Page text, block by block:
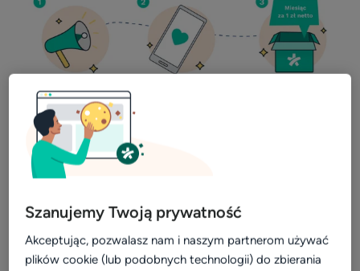
Usprawnienie pracy placówki
Biblioteka dla placówek
Usprawnienie pracy placówki
Video
Wizerunek
Dla placówki
Kalkulator
Efektywność i rozwój
Widoczność w sieci
Komunikacja z pacjentami
Zgłoś znajomych bezpośrednio —
formularz
zalogowaniu) znajdziesz formularz zgłoszeniowy.
Wystarczy, że wprowadzisz tam imię, nazwisko, numer
telefonu i adres mailowy osoby, którą chcesz polecić. E-
Szanujemy Twoją prywatność
Akceptując, pozwalasz nam i naszym partnerom używać
plików cookie (lub podobnych technologii) do zbierania